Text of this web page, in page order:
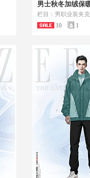
男士秋冬加绒保
栏目：男职业装夹克
10
1